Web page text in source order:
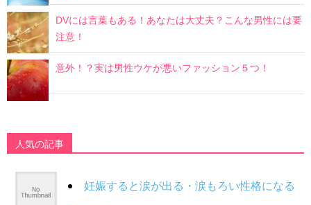
DVには言葉もある！あなたは大丈夫？こんな男性には要
注意！
意外！？実は男性ウケが悪いファッション５つ！
人気の記事
妊娠すると涙が出る・涙もろい性格になる